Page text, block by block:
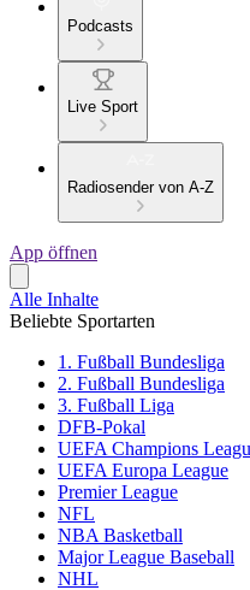
Podcasts
Live Sport
Radiosender von A-Z
App öffnen
Alle Inhalte
Beliebte Sportarten
1. Fußball Bundesliga
2. Fußball Bundesliga
3. Fußball Liga
DFB-Pokal
UEFA Champions
UEFA Europa League
Premier League
NFL
NBA Basketball
Major League Baseball
NHL